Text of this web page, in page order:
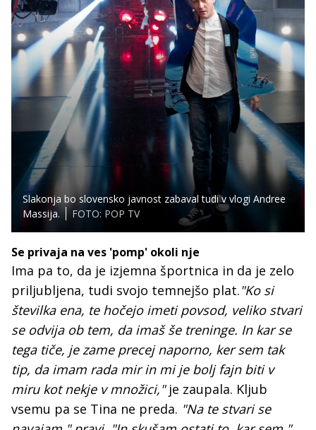
Slakonja bo slovensko javnost zabaval tudi v vlogi Andree
Massija.
FOTO: POP TV
Se privaja na ves 'pomp' okoli nje
Ima pa to, da je izjemna športnica in da je zelo
priljubljena, tudi svojo temnejšo plat."Ko si
številka ena, te hočejo imeti povsod, veliko stvari
se odvija ob tem, da imaš še treninge. In kar se
tega tiče, je zame precej naporno, ker sem tak
tip, da imam rada mir in mi je bolj fajn biti v
miru kot nekje v množici,"je zaupala. Kljub
vsemu pa se Tina ne preda. "Na te stvari se